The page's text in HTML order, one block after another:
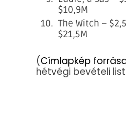
$10,9M
The Witch –
$21,5M
(Címlapkép
hétvégi bevételi